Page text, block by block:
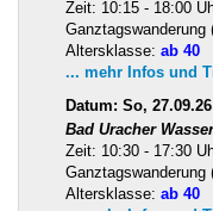
Zeit: 10:15 - 18:00
Ganztagswanderung
Altersklasse: ab 40
... mehr Infos und
Datum: So, 27.09.26
Bad Uracher
Zeit: 10:30 - 17:30
Ganztagswanderung
Altersklasse: ab 40